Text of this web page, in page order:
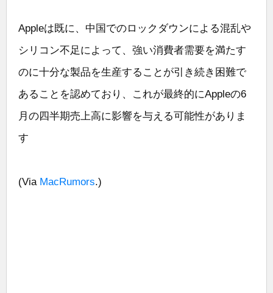
Appleは既に、中国でのロックダウンによる混乱や
シリコン不足によって、強い消費者需要を満たす
のに十分な製品を生産することが引き続き困難で
あることを認めており、これが最終的にAppleの6
月の四半期売上高に影響を与える可能性がありま
す
(Via MacRumors.)